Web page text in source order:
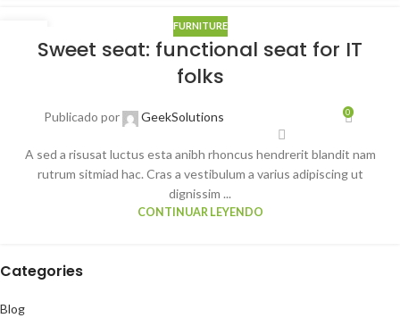
FURNITURE
Sweet seat: functional seat for IT
folks
Publicado por GeekSolutions 0
A sed a risusat luctus esta anibh rhoncus hendrerit blandit nam
rutrum sitmiad hac. Cras a vestibulum a varius adipiscing ut
dignissim ...
CONTINUAR LEYENDO
Categories
Blog